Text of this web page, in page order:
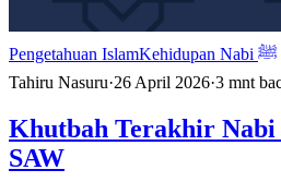
Pengetahuan Islam
Kehidupan Nabi ﷺ
Tahiru Nasuru·26 April 2026·3 mnt
Khutbah Terakhir Nabi
SAW